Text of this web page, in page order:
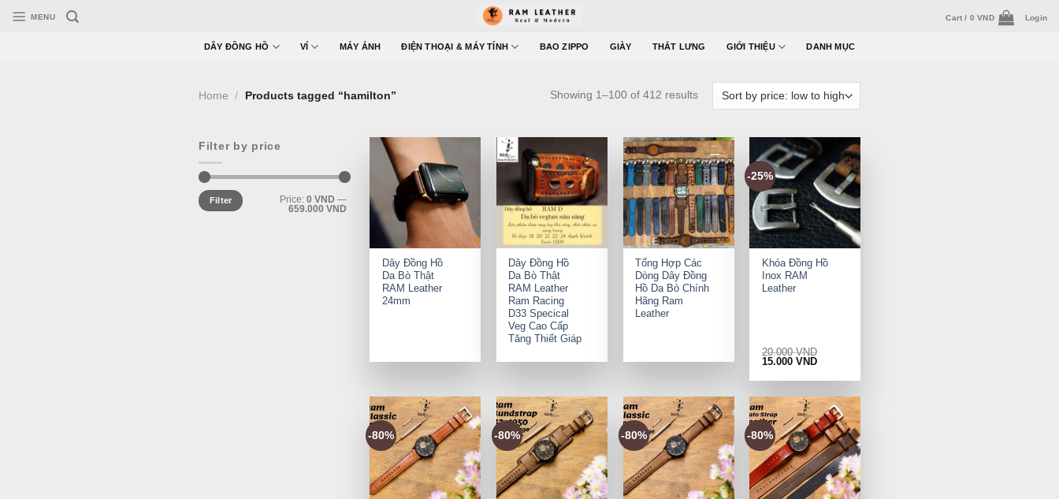
MENU Cart / 0VND Login
DÂY ĐỒNG HỒ VÍ MÁY ẢNH ĐIỆN THOẠI & MÁY TÍNH BAO ZIPPO GIÀY THẮT LƯNG GIỚI THIỆU DANH MỤC
Home / Products tagged “hamilton” Showing 1–100 of 412 results
Filter by price
Min
price
Max
priceFilter Price: 0 VND —
659.000 VND
+
Dây Đồng Hồ
Da Bò Thật
RAM Leather
24mm
+
Dây Đồng Hồ
Da Bò Thật
RAM Leather
Ram Racing
D33 Specical
Veg Cao Cấp
Tăng Thiết Giáp
+
Tổng Hợp Các
Dòng Dây Đồng
Hồ Da Bò Chính
Hãng Ram
Leather
-25%
+
Khóa Đồng Hồ
Inox RAM
Leather
20.000VND
Original
was:
15.000 VNDCurrent
is:
-80% -80%
+
-80%
+
-80%
+